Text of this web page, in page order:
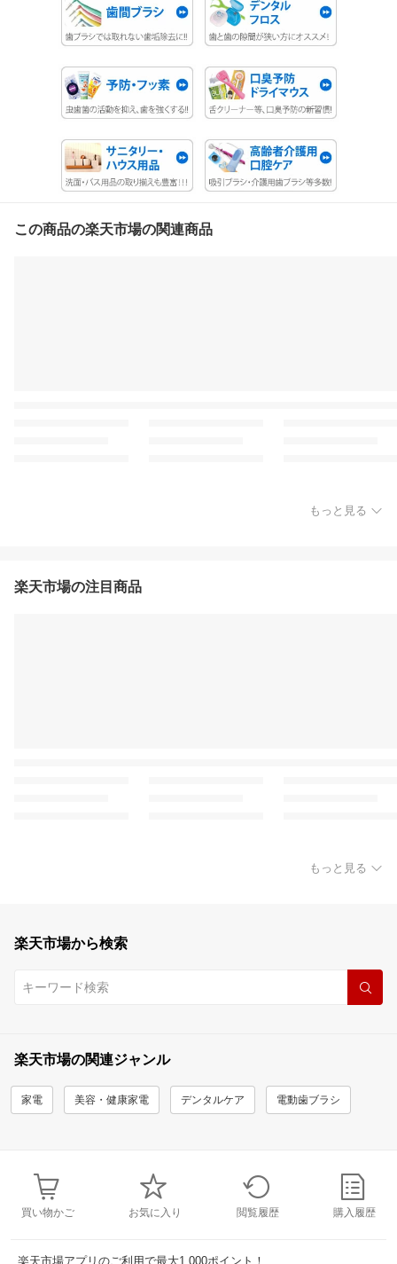
この商品の楽天市場の関連商品
もっと見る
楽天市場の注目商品
もっと見る
楽天市場から検索
楽天市場の関連ジャンル
家電 美容・健康家電 デンタルケア 電動歯ブラシ
買い物かご お気に入り 閲覧履歴 購入履歴
楽天市場アプリのご利用で最大1,000ポイント！